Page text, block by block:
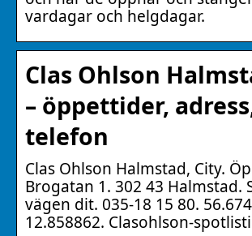
vardagar och helgdagar.
Clas Ohlson
– öppettider,
telefon
Clas Ohlson Halmstad, City.
Brogatan 1. 302 43 Halmstad.
vägen dit. 035-18 15 80.
12.858862. Clasohlson-